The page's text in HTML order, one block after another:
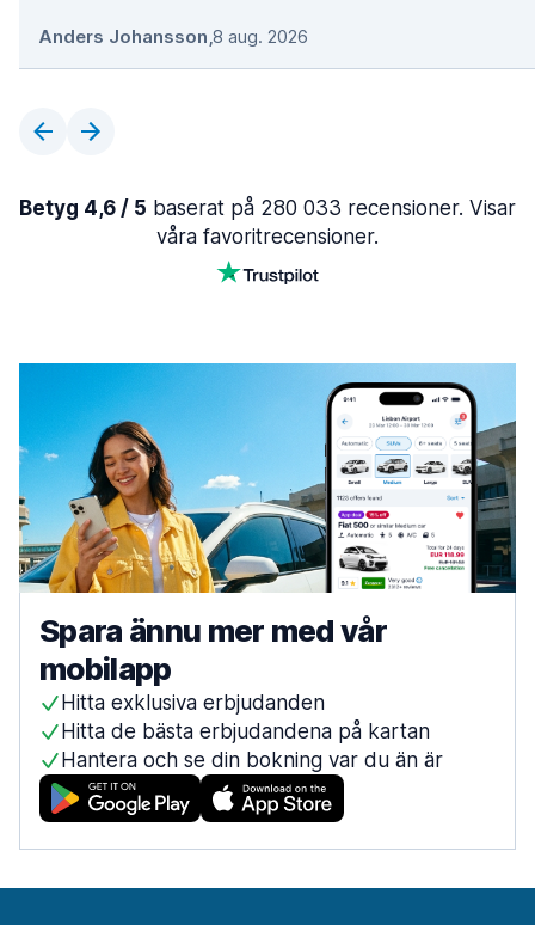
Anders Johansson,8 aug. 2026
Betyg 4,6 / 5 baserat på 280 033 recensioner. Visar
våra favoritrecensioner.
Spara ännu mer med vår
mobilapp
Hitta exklusiva erbjudanden
Hitta de bästa erbjudandena på kartan
Hantera och se din bokning var du än är